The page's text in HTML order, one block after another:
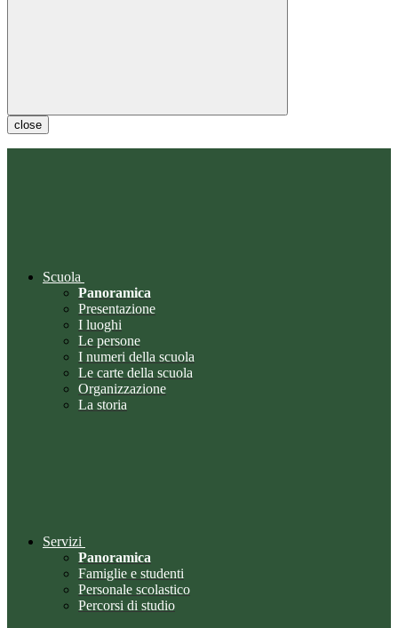
close
Scuola
Panoramica
Presentazione
I luoghi
Le persone
I numeri della scuola
Le carte della scuola
Organizzazione
La storia
Servizi
Panoramica
Famiglie e studenti
Personale scolastico
Percorsi di studio